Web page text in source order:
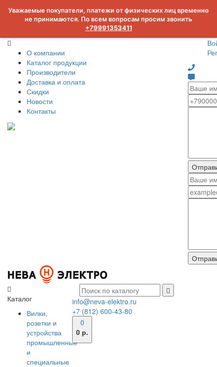
Уважаемые покупатели, платежи от физических лиц временно
не принимаются. По всем вопросам просим звонить
+79991353411
О компании
Каталог продукции
Производители
Доставка и оплата
Скидки
Новости
Контакты
Каталог
Вилки,
розетки и
устройства
промышленные
и
специальные
info@neva-elektro.ru
+7 (812) 600-43-80
0
0 р.